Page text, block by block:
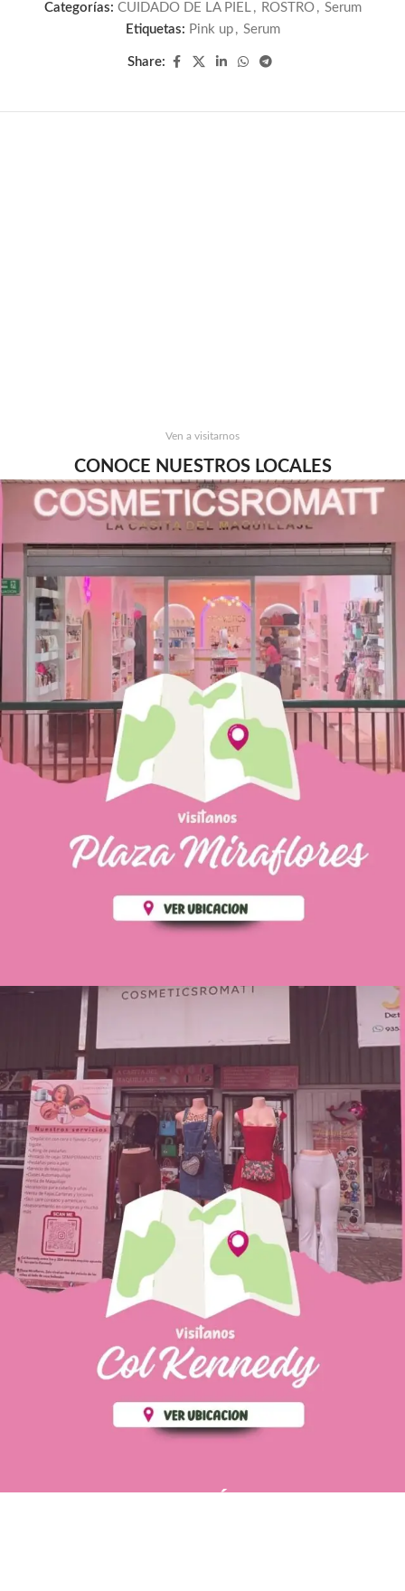
Categorías: CUIDADO DE LA PIEL , ROSTRO , Serum
Etiquetas: Pink up , Serum
Share:
Ven a visitarnos
CONOCE NUESTROS LOCALES